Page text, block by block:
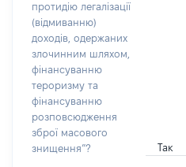
протидію легалізації
(відмиванню)
доходів, одержаних
злочинним шляхом,
фінансуванню
тероризму та
фінансуванню
розповсюдження
зброї масового
знищення”?
Так